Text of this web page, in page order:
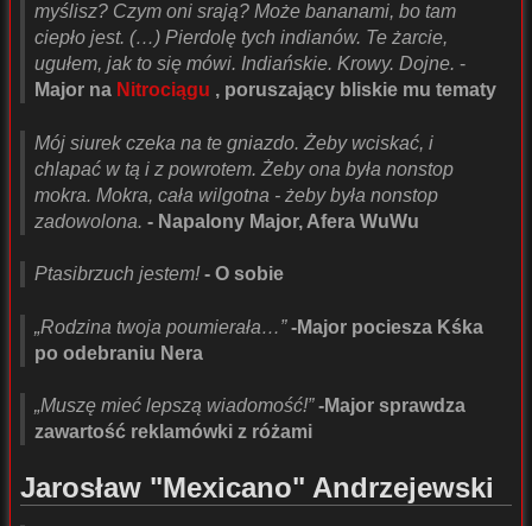
myślisz? Czym oni srają? Może bananami, bo tam
ciepło jest. (…) Pierdolę tych indianów. Te żarcie,
ugułem, jak to się mówi. Indiańskie. Krowy. Dojne. -
Major na Nitrociągu , poruszający bliskie mu tematy
Mój siurek czeka na te gniazdo. Żeby wciskać, i
chlapać w tą i z powrotem. Żeby ona była nonstop
mokra. Mokra, cała wilgotna - żeby była nonstop
zadowolona. - Napalony Major, Afera WuWu
Ptasibrzuch jestem! - O sobie
„Rodzina twoja poumierała…” -Major pociesza Kśka
po odebraniu Nera
„Muszę mieć lepszą wiadomość!” -Major sprawdza
zawartość reklamówki z różami
Jarosław "Mexicano" Andrzejewski